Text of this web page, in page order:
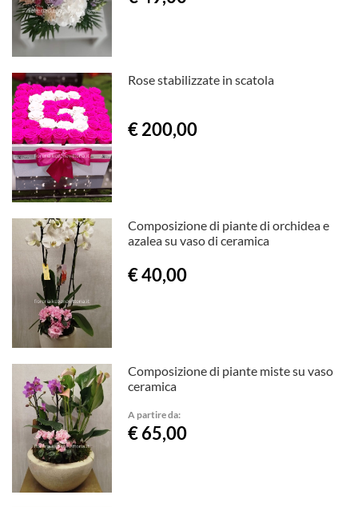
Rose stabilizzate in scatola
€ 200,00
Composizione di piante di orchidea e
azalea su vaso di ceramica
€ 40,00
Composizione di piante miste su vaso
ceramica
A partire da:
€ 65,00